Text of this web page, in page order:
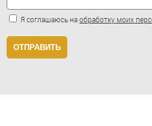
Я соглашаюсь наобработку моих
ОТПРАВИТЬ